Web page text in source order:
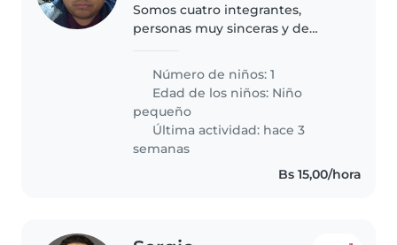
Somos cuatro integrantes,
personas muy sinceras y de
Número de niños: 1
Edad de los niños: Niño
pequeño
Última actividad: hace 3
semanas
Bs 15,00/hora